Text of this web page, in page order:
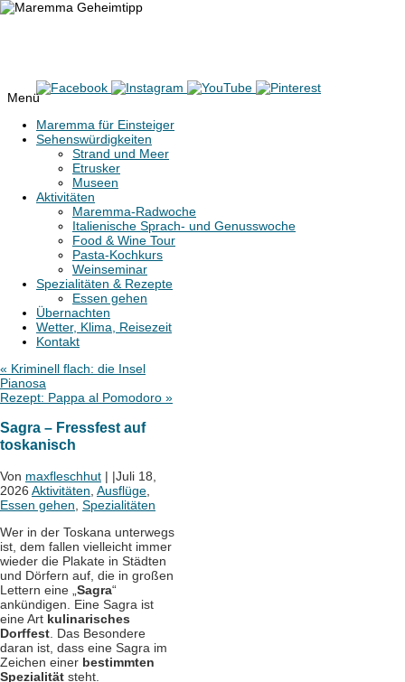
Menü
Zum
Inhalt
Maremma für Einsteiger
Sehenswürdigkeiten
Strand und Meer
Etrusker
Museen
Aktivitäten
Maremma-Radwoche
Italienische Sprach- und Genusswoche
Food & Wine Tour
Pasta-Kochkurs
Weinseminar
Spezialitäten & Rezepte
Essen gehen
Übernachten
Wetter, Klima, Reisezeit
Kontakt
« Kriminell flach: die Insel
Pianosa
Rezept: Pappa al Pomodoro »
Sagra – Fressfest auf
toskanisch
Von maxfleschhut | |Juli 18,
2026 Aktivitäten Ausflüge
Essen gehen Spezialitäten
Wer in der Toskana unterwegs
ist, dem fallen vielleicht immer
wieder die Plakate in Städten
und Dörfern auf, die in großen
Lettern eine „ Sagra“
ankündigen. Eine Sagra ist
eine Art kulinarisches
Dorffest . Das Besondere
daran ist, dass eine Sagra im
Zeichen einer bestimmten
Spezialität steht.